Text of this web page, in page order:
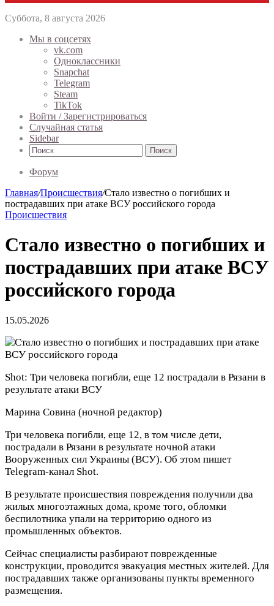
Суббота, 8 августа 2026
Мы в соцсетях
vk.com
Одноклассники
Snapchat
Telegram
Steam
TikTok
Войти / Зарегистрироваться
Случайная статья
Sidebar
Поиск
Форум
Главная/Происшествия/Стало известно о погибших и
пострадавших при атаке ВСУ российского города
Происшествия
Стало известно о погибших и
пострадавших при атаке ВСУ
российского города
15.05.2026
Shot: Три человека погибли, еще 12 пострадали в Рязани в
результате атаки ВСУ
Марина Совина (ночной редактор)
Три человека погибли, еще 12, в том числе дети,
пострадали в Рязани в результате ночной атаки
Вооруженных сил Украины (ВСУ). Об этом пишет
Telegram-канал Shot.
В результате происшествия повреждения получили два
жилых многоэтажных дома, кроме того, обломки
беспилотника упали на территорию одного из
промышленных объектов.
Сейчас специалисты разбирают поврежденные
конструкции, проводится эвакуация местных жителей. Для
пострадавших также организованы пункты временного
размещения.